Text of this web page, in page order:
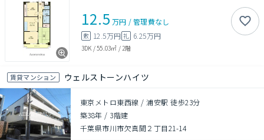
12.5 万円 /管理費なし
敷 12.5万円 礼 6.25万円
3DK /55.03㎡ / 2階
賃貸マンション ウェルストーンハイツ
東京メトロ東西線 / 浦安駅 徒歩23分
築38年 / 3階建
千葉県市川市欠真間２丁目21-14